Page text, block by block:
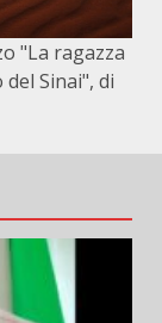
"La ragazza
Sinai", di